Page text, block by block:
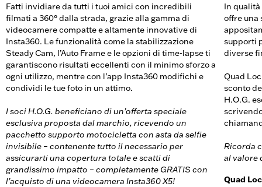
Fatti invidiare da tutti i tuoi amici con incredibili
filmati a 360° dalla strada, grazie alla gamma di
videocamere compatte e altamente innovative di
Insta360. Le funzionalità come la stabilizzazione
Steady Cam, l’Auto Frame e le opzioni di time-lapse ti
garantiscono risultati eccellenti con il minimo sforzo a
ogni utilizzo, mentre con l’app Insta360 modifichi e
condividi le tue foto in un attimo.
I soci H.O.G. beneficiano di un’offerta speciale
esclusiva proposta dal marchio, ricevendo un
pacchetto supporto motocicletta con asta da selfie
invisibile – contenente tutto il necessario per
assicurarti una copertura totale e scatti di
grandissimo impatto – completamente GRATIS con
l’acquisto di una videocamera Insta360 X5!
In
offre una
supporti
diverse
Quad
sconto
H.O.G.
Ricorda
al valore
Quad